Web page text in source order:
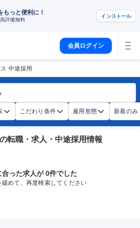
もっと便利に！
評価無料
インストール
会員ログイン
中途採用
こだわり条件 雇用形態 新着のみ
転職・求人・中途採用情報
合った求人が 0件でした
緩めて、再度検索してください